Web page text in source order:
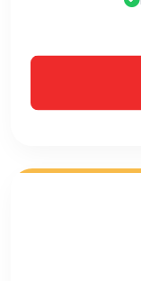
Nécessaires au
mémorisation de